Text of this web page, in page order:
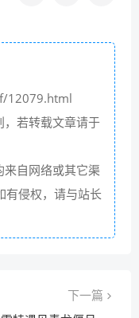
12079.html
，若转载文章请于
自网络或其它渠
有侵权，请与站长
下一篇